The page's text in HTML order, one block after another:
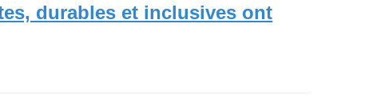
durables et inclusives ont